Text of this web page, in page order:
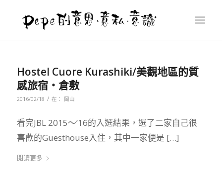
Hostel Cuore Kurashiki/美觀地區的質
感旅宿‧倉敷
2016/02/18 / 在： 岡山
看完JBL 2015～’16的入選結果，選了二家自己很
喜歡的Guesthouse入住，其中一家便是 […]
閱讀更多